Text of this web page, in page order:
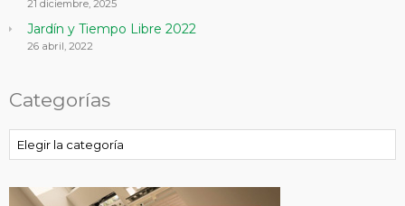
21 diciembre, 2025
Jardín y Tiempo Libre 2022
26 abril, 2022
Categorías
Categorías